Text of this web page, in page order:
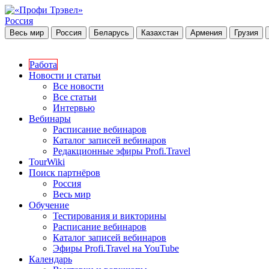
Россия
Весь мир Россия Беларусь Казахстан Армения Грузия
Работа
Новости и статьи
Все новости
Все статьи
Интервью
Вебинары
Расписание вебинаров
Каталог записей вебинаров
Редакционные эфиры Profi.Travel
TourWiki
Поиск партнёров
Россия
Весь мир
Обучение
Тестирования и викторины
Расписание вебинаров
Каталог записей вебинаров
Эфиры Profi.Travel на YouTube
Календарь